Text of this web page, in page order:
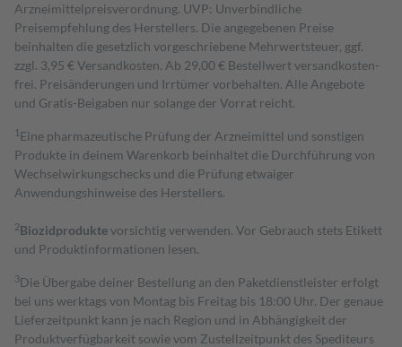
Arzneimittelpreisverordnung. UVP: Unverbindliche
Preisempfehlung des Herstellers. Die angegebenen Preise
beinhalten die gesetzlich vorgeschriebene Mehrwertsteuer, ggf.
zzgl. 3,95 € Versandkosten. Ab 29,00 € Bestell­wert versand­kosten­
frei. Preisänderungen und Irrtümer vorbehalten. Alle Angebote
und Gratis-Beigaben nur solange der Vorrat reicht.
1 Eine pharmazeutische Prüfung der Arzneimittel und sonstigen
Produkte in deinem Warenkorb beinhaltet die Durchführung von
Wechselwirkungschecks und die Prüfung etwaiger
Anwendungshinweise des Herstellers.
2Biozidproduktevorsichtig verwenden. Vor Gebrauch stets Etikett
und Produktinformationen lesen.
3Die Übergabe deiner Bestellung an den Paketdienstleister erfolgt
bei uns werktags von Montag bis Freitag bis 18:00 Uhr. Der genaue
Lieferzeitpunkt kann je nach Region und in Abhängigkeit der
Produktverfügbarkeit sowie vom Zustellzeitpunkt des Spediteurs